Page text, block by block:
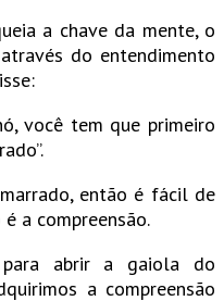
a chave da mente, o
do entendimento
você tem que primeiro
então é fácil de
a compreensão.
abrir a gaiola do
a compreensão